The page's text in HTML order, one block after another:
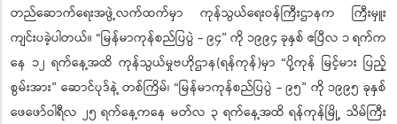
တည်ဆောက်ရေးအဖွဲ့လက်ထက်မှာ ကုန်သွယ်ရေးဝန်ကြီးဌာနက ကြီးမှူး
ကျင်းပခဲ့ပါတယ်။ “မြန်မာကုန်စည်ပြပွဲ - ၉၄” ကို ၁၉၉၄ ခုနှစ် ဧပြီလ ၁ ရက်က
နေ ၁၂ ရက်နေ့အထိ ကုန်သွယ်မှုဗဟိုဌာန(ရန်ကုန်)မှာ “ပို့ကုန် မြင့်မား ပြည့်
စွမ်းအား” ဆောင်ပုဒ်နဲ့ တစ်ကြိမ်၊ “မြန်မာကုန်စည်ပြပွဲ - ၉၅” ကို ၁၉၉၅ ခုနှစ်
ဖေဖော်ဝါရီလ ၂၅ ရက်နေ့ကနေ မတ်လ ၃ ရက်နေ့အထိ ရန်ကုန်မြို့ သိမ်ကြီး